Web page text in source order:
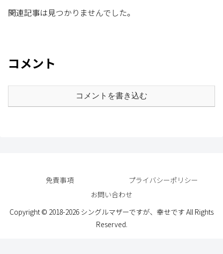
関連記事は見つかりませんでした。
コメント
コメントを書き込む
免責事項
プライバシーポリシー
お問い合わせ
Copyright © 2018-2026 シングルマザーですが、幸せです All Rights
Reserved.